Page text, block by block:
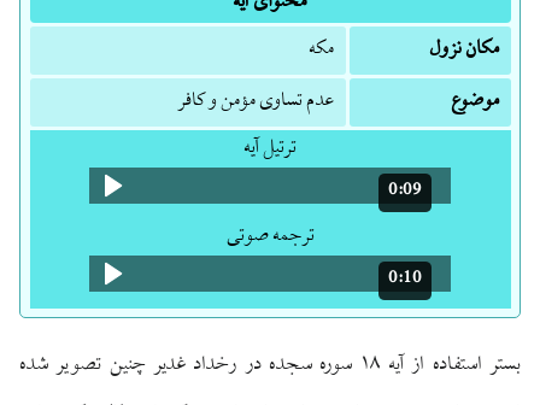
مکان نزول
مکه
موضوع
عدم تساوی مؤمن و کافر
ترتیل آیه
مدت: 9 ثانیه
0:09
ترجمه صوتی
مدت: 10 ثانیه
0:10
بستر استفاده از آیه ۱۸ سوره سجده در رخداد غدیر چنین تصویر شده